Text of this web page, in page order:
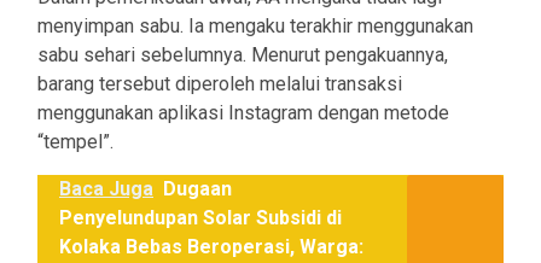
menyimpan sabu. Ia mengaku terakhir menggunakan
sabu sehari sebelumnya. Menurut pengakuannya,
barang tersebut diperoleh melalui transaksi
menggunakan aplikasi Instagram dengan metode
“tempel”.
Baca Juga Dugaan
Penyelundupan Solar Subsidi di
Kolaka Bebas Beroperasi, Warga: